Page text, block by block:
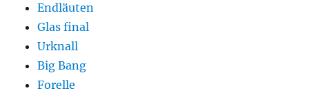
Endläuten
Glas final
Urknall
Big Bang
Forelle